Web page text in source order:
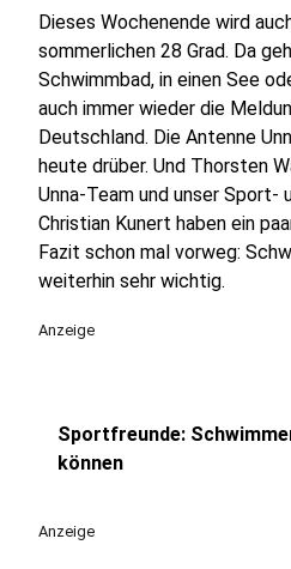
Dieses Wochenende wird
sommerlichen 28 Grad. Da
Schwimmbad, in einen See
auch immer wieder die
Deutschland. Die Antenne
heute drüber. Und Thorsten
Unna-Team und unser Sport-
Christian Kunert haben ein
Fazit schon mal vorweg:
weiterhin sehr wichtig.
Anzeige
Sportfreunde:
können
Anzeige